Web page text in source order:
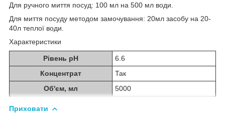
Для ручного миття посуд: 100 мл на 500 мл води.
Для миття посуду методом замочування: 20мл засобу на 20-
40л теплої води.
Характеристики
Рівень рН
6.6
Концентрат
Так
Об'єм, мл
5000
Приховати